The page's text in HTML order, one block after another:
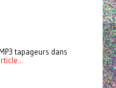
tapageurs dans